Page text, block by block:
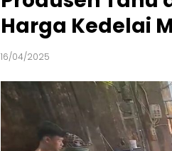
Harga Kedelai
16/04/2025